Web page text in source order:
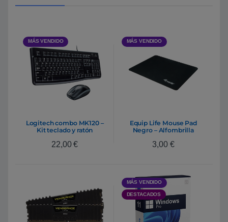
MÁS VENDIDO
Logitech combo MK120 –
Kit teclado y ratón
22,00€
MÁS VENDIDO
Equip Life Mouse Pad
Negro – Alfombrilla
3,00 €
MÁS VENDIDO
DESTACADOS